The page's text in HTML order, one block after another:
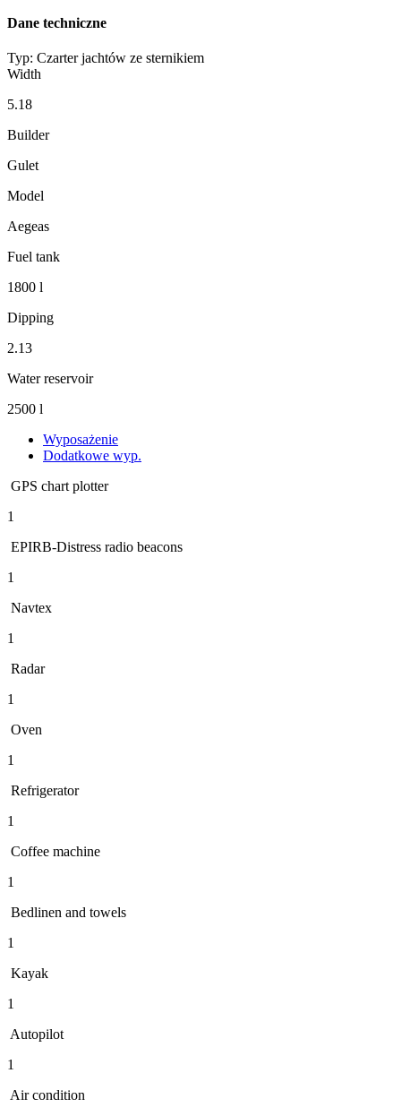
Dane techniczne
Typ: Czarter jachtów ze sternikiem
Width
5.18
Builder
Gulet
Model
Aegeas
Fuel tank
1800 l
Dipping
2.13
Water reservoir
2500 l
Wyposażenie
Dodatkowe wyp.
GPS chart plotter
1
EPIRB-Distress radio beacons
1
Navtex
1
Radar
1
Oven
1
Refrigerator
1
Coffee machine
1
Bedlinen and towels
1
Kayak
1
Autopilot
1
Air condition